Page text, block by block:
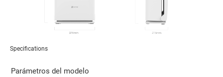
Specifications
Parámetros del modelo